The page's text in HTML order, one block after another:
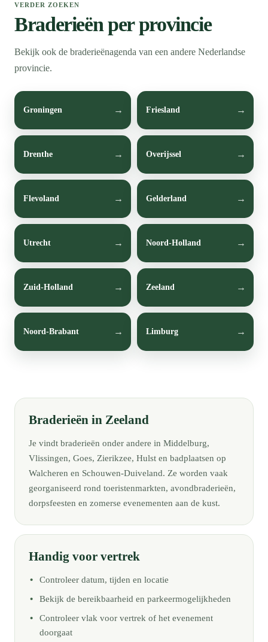
VERDER ZOEKEN
Braderieën per provincie
Bekijk ook de braderieënagenda van een andere Nederlandse
provincie.
Groningen Friesland
Drenthe Overijssel
Flevoland Gelderland
Utrecht Noord-Holland
Zuid-Holland Zeeland
Noord-Brabant Limburg
Braderieën in Zeeland
Je vindt braderieën onder andere in Middelburg,
Vlissingen, Goes, Zierikzee, Hulst en badplaatsen op
Walcheren en Schouwen-Duiveland. Ze worden vaak
georganiseerd rond toeristenmarkten, avondbraderieën,
dorpsfeesten en zomerse evenementen aan de kust.
Handig voor vertrek
Controleer datum, tijden en locatie
Bekijk de bereikbaarheid en parkeermogelijkheden
Controleer vlak voor vertrek of het evenement
doorgaat